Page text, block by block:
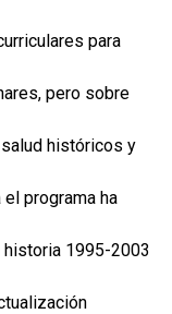
para
pero sobre
históricos y
programa ha
1995-2003